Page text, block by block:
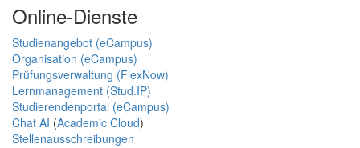
Online-Dienste
Studienangebot (eCampus)
Organisation (eCampus)
Prüfungsverwaltung (FlexNow)
Lernmanagement (Stud.IP)
Studierendenportal (eCampus)
Chat AI (Academic Cloud)
Stellenausschreibungen